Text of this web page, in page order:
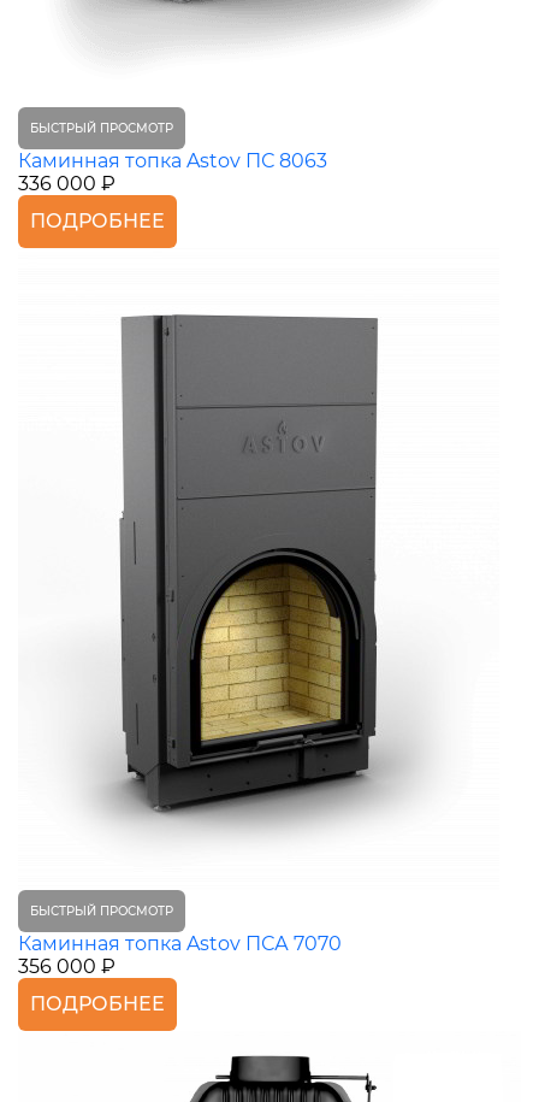
БЫСТРЫЙ ПРОСМОТР
Каминная топка Astov ПС 8063
336 000 ₽
ПОДРОБНЕЕ
БЫСТРЫЙ ПРОСМОТР
Каминная топка Astov ПСА 7070
356 000 ₽
ПОДРОБНЕЕ